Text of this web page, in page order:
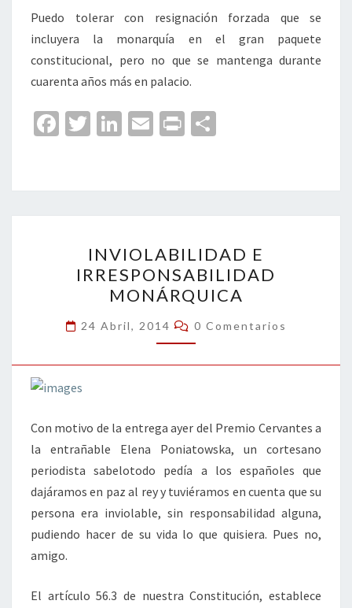
Puedo tolerar con resignación forzada que se
incluyera la monarquía en el gran paquete
constitucional, pero no que se mantenga durante
cuarenta años más en palacio.
Fa
o
o
T
er
Li
dI
n
E
l
Pr
p
ar
tir
E
IRRESPONSABILIDAD
MONÁRQUICA
INVIOLABILIDAD E
IRRESPONSABILIDAD
MONÁRQUICA
24 Abril, 2014 Comentarios
0 Comentarios
Con motivo de la entrega ayer del Premio Cervantes a
la entrañable Elena Poniatowska, un cortesano
periodista sabelotodo pedía a los españoles que
dajáramos en paz al rey y tuviéramos en cuenta que su
persona era inviolable, sin responsabilidad alguna,
pudiendo hacer de su vida lo que quisiera. Pues no,
amigo.
El artículo 56.3 de nuestra Constitución, establece